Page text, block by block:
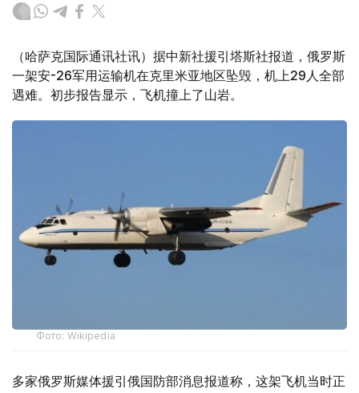
（哈萨克国际通讯社讯）据中新社援引塔斯社报道，俄罗斯
一架安-26军用运输机在克里米亚地区坠毁，机上29人全部
遇难。初步报告显示，飞机撞上了山岩。
Фото: Wikipedia
多家俄罗斯媒体援引俄国防部消息报道称，这架飞机当时正